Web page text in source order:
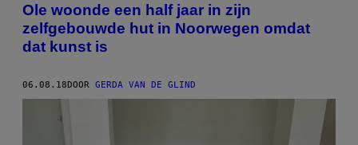
Ole woonde een half jaar in zijn
zelfgebouwde hut in Noorwegen omdat
dat kunst is
06.08.18DOOR GERDA VAN DE GLIND